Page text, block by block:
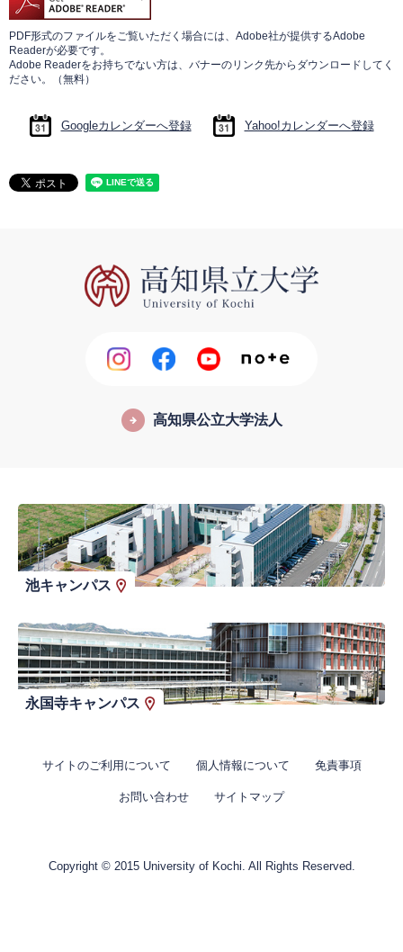
PDF形式のファイルをご覧いただく場合には、Adobe社が提供するAdobe
Readerが必要です。
Adobe Readerをお持ちでない方は、バナーのリンク先からダウンロードしてく
ださい。（無料）
Googleカレンダーへ登録 Yahoo!カレンダーへ登録
高知県公立大学法人
池キャンパス
永国寺キャンパス
サイトのご利用について 個人情報について 免責事項
お問い合わせ サイトマップ
Copyright © 2015 University of Kochi. All Rights Reserved.